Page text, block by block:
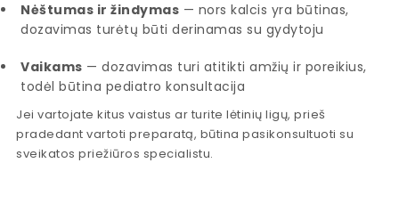
Nėštumas ir žindymas — nors kalcis yra būtinas,
dozavimas turėtų būti derinamas su gydytoju
Vaikams — dozavimas turi atitikti amžių ir poreikius,
todėl būtina pediatro konsultacija
Jei vartojate kitus vaistus ar turite lėtinių ligų, prieš
pradedant vartoti preparatą, būtina pasikonsultuoti su
sveikatos priežiūros specialistu.